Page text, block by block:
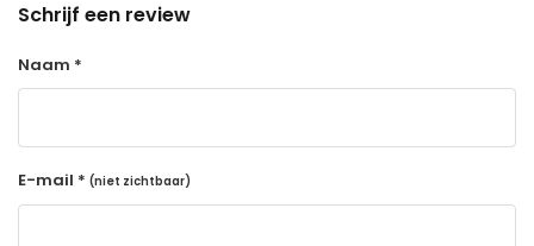
Schrijf een review
Naam *
E-mail * (niet zichtbaar)